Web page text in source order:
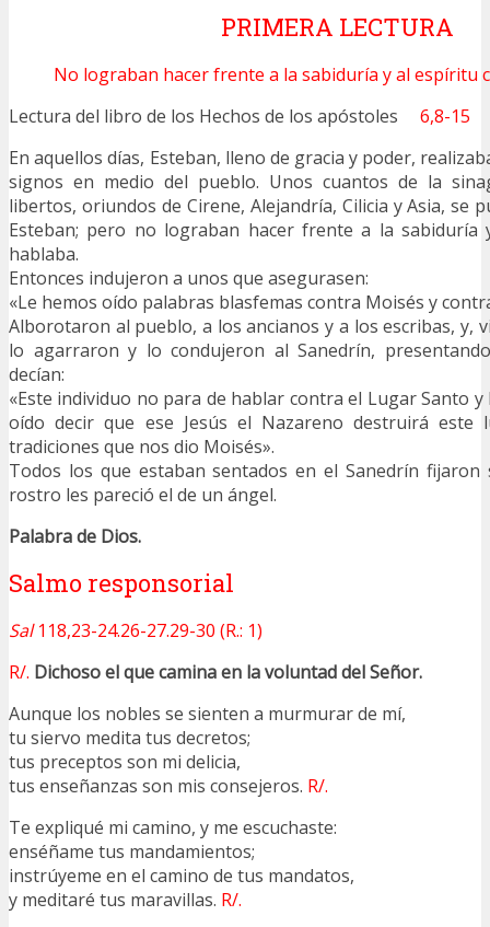
PRIMERA LECTURA
No lograban hacer frente a la sabiduría y al espíritu
Lectura del libro de los Hechos de los apóstoles 6,8-15
En aquellos días, Esteban, lleno de gracia y poder,
signos en medio del pueblo. Unos cuantos de la
libertos, oriundos de Cirene, Alejandría, Cilicia y Asia, se
Esteban; pero no lograban hacer frente a la
hablaba.
Entonces indujeron a unos que asegurasen:
«Le hemos oído palabras blasfemas contra Moisés y
Alborotaron al pueblo, a los ancianos y a los escribas, y,
lo agarraron y lo condujeron al Sanedrín,
decían:
«Este individuo no para de hablar contra el Lugar Santo y
oído decir que ese Jesús el Nazareno destruirá este
tradiciones que nos dio Moisés».
Todos los que estaban sentados en el Sanedrín
rostro les pareció el de un ángel.
Palabra de Dios.
Salmo responsorial
Sal118,23-24.26-27.29-30 (R.: 1)
R/. Dichoso el que camina en la voluntad del Señor.
Aunque los nobles se sienten a murmurar de mí,
tu siervo medita tus decretos;
tus preceptos son mi delicia,
tus enseñanzas son mis consejeros. R/.
Te expliqué mi camino, y me escuchaste:
enséñame tus mandamientos;
instrúyeme en el camino de tus mandatos,
y meditaré tus maravillas. R/.